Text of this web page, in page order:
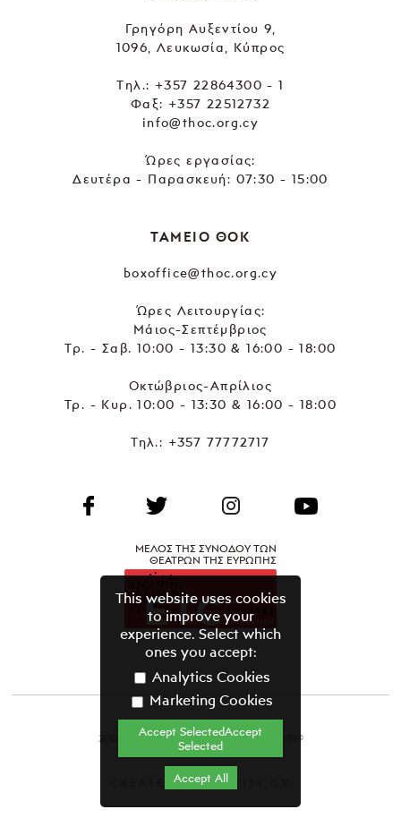
Γρηγόρη Αυξεντίου 9,
1096, Λευκωσία, Κύπρος
Tηλ.: +357 22864300 - 1
Φαξ: +357 22512732
info@thoc.org.cy
Ώρες εργασίας:
Δευτέρα - Παρασκευή: 07:30 - 15:00
ΤΑΜΕΙΟ ΘΟΚ
boxoffice@thoc.org.cy
Ώρες Λειτουργίας:
Μάιος-Σεπτέμβριος
Τρ. - Σαβ. 10:00 - 13:30 & 16:00 - 18:00
Οκτώβριος-Απρίλιος
Τρ. - Κυρ. 10:00 - 13:30 & 16:00 - 18:00
Τηλ.: +357 77772717
ΜΕΛΟΣ ΤΗΣ ΣΥΝΟΔΟΥ ΤΩΝ
ΘΕΑΤΡΩΝ ΤΗΣ ΕΥΡΩΠΗΣ
2021 ΘΕΑΤΡΙΚΟΣ ΟΡΓΑΝΙΣΜΟΣ ΚΥΠΡΟΥ©
Όροι & Προϋποθέσεις
CREATED BY GRAVITY.GR
This website uses cookies
to improve your
experience. Select which
ones you accept:
Analytics Cookies
Marketing Cookies
Accept SelectedAccept
Selected
Accept All